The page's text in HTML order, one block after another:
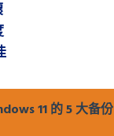
11 的 5 大备份